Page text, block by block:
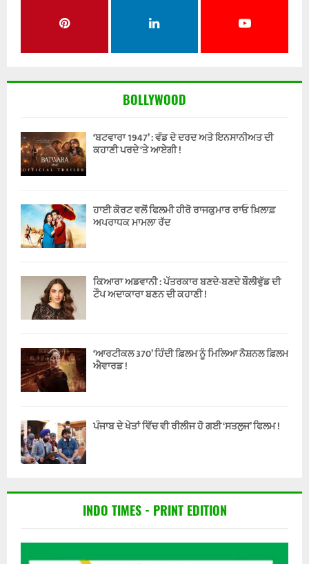
BOLLYWOOD
‘ਬਟਵਾਰਾ 1947’ : ਵੰਡ ਦੇ ਦਰਦ ਅਤੇ ਇਨਸਾਨੀਅਤ ਦੀ
ਕਹਾਣੀ ਪਰਦੇ ‘ਤੇ ਆਏਗੀ !
ਹਾਈ ਕੋਰਟ ਵਲੋਂ ਫਿਲਮੀ ਹੀਰੋ ਰਾਜਕੁਮਾਰ ਰਾਓ ਖ਼ਿਲਾਫ਼
ਅਪਰਾਧਕ ਮਾਮਲਾ ਰੱਦ
ਕਿਆਰਾ ਅਡਵਾਨੀ : ਪੱਤਰਕਾਰ ਬਣਦੇ-ਬਣਦੇ ਬੌਲੀਵੁੱਡ ਦੀ
ਟੌਪ ਅਦਾਕਾਰਾ ਬਣਨ ਦੀ ਕਹਾਣੀ !
‘ਆਰਟੀਕਲ 370’ ਹਿੰਦੀ ਫ਼ਿਲਮ ਨੂੰ ਮਿਲਿਆ ਨੈਸ਼ਨਲ ਫ਼ਿਲਮ
ਐਵਾਰਡ !
ਪੰਜਾਬ ਦੇ ਖੇਤਾਂ ਵਿੱਚ ਵੀ ਰੀਲੀਜ ਹੋ ਗਈ ‘ਸਤਲੁਜ’ ਫਿਲਮ !
INDO TIMES - PRINT EDITION